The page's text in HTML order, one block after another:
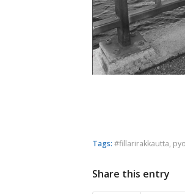
Tags: #fillarirakkautta,
Share this entry